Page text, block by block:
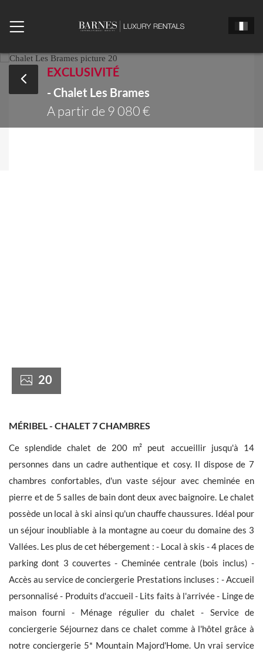
EXCLUSIVITÉ
- Chalet Les Brames
A partir de 9 080 €
20
MÉRIBEL - CHALET 7 CHAMBRES
Ce splendide chalet de 200 m² peut accueillir jusqu'à 14
personnes dans un cadre authentique et cosy. Il dispose de 7
chambres confortables, d'un vaste séjour avec cheminée en
pierre et de 5 salles de bain dont deux avec baignoire. Le chalet
possède un local à ski ainsi qu'un chauffe chaussures. Idéal pour
un séjour inoubliable à la montagne au coeur du domaine des 3
Vallées. Les plus de cet hébergement : - Local à skis - 4 places de
parking dont 3 couvertes - Cheminée centrale (bois inclus) -
Accès au service de conciergerie Prestations incluses : - Accueil
personnalisé - Produits d'accueil - Lits faits à l'arrivée - Linge de
maison fourni - Ménage régulier du chalet - Service de
conciergerie Séjournez dans ce chalet comme à l'hôtel grâce à
notre conciergerie 5* Mountain Majord'Home. Un vrai service
France +(33)
Les informations recueillies sont nécessaires au traitement de
votre demande par BARNES. Vous pouvez consulter notre Charte
de protection des données en cliquant sur
ce lien. À tout
moment, vous disposez d’un droit d’accès, de modification et de
suppression de vos données.